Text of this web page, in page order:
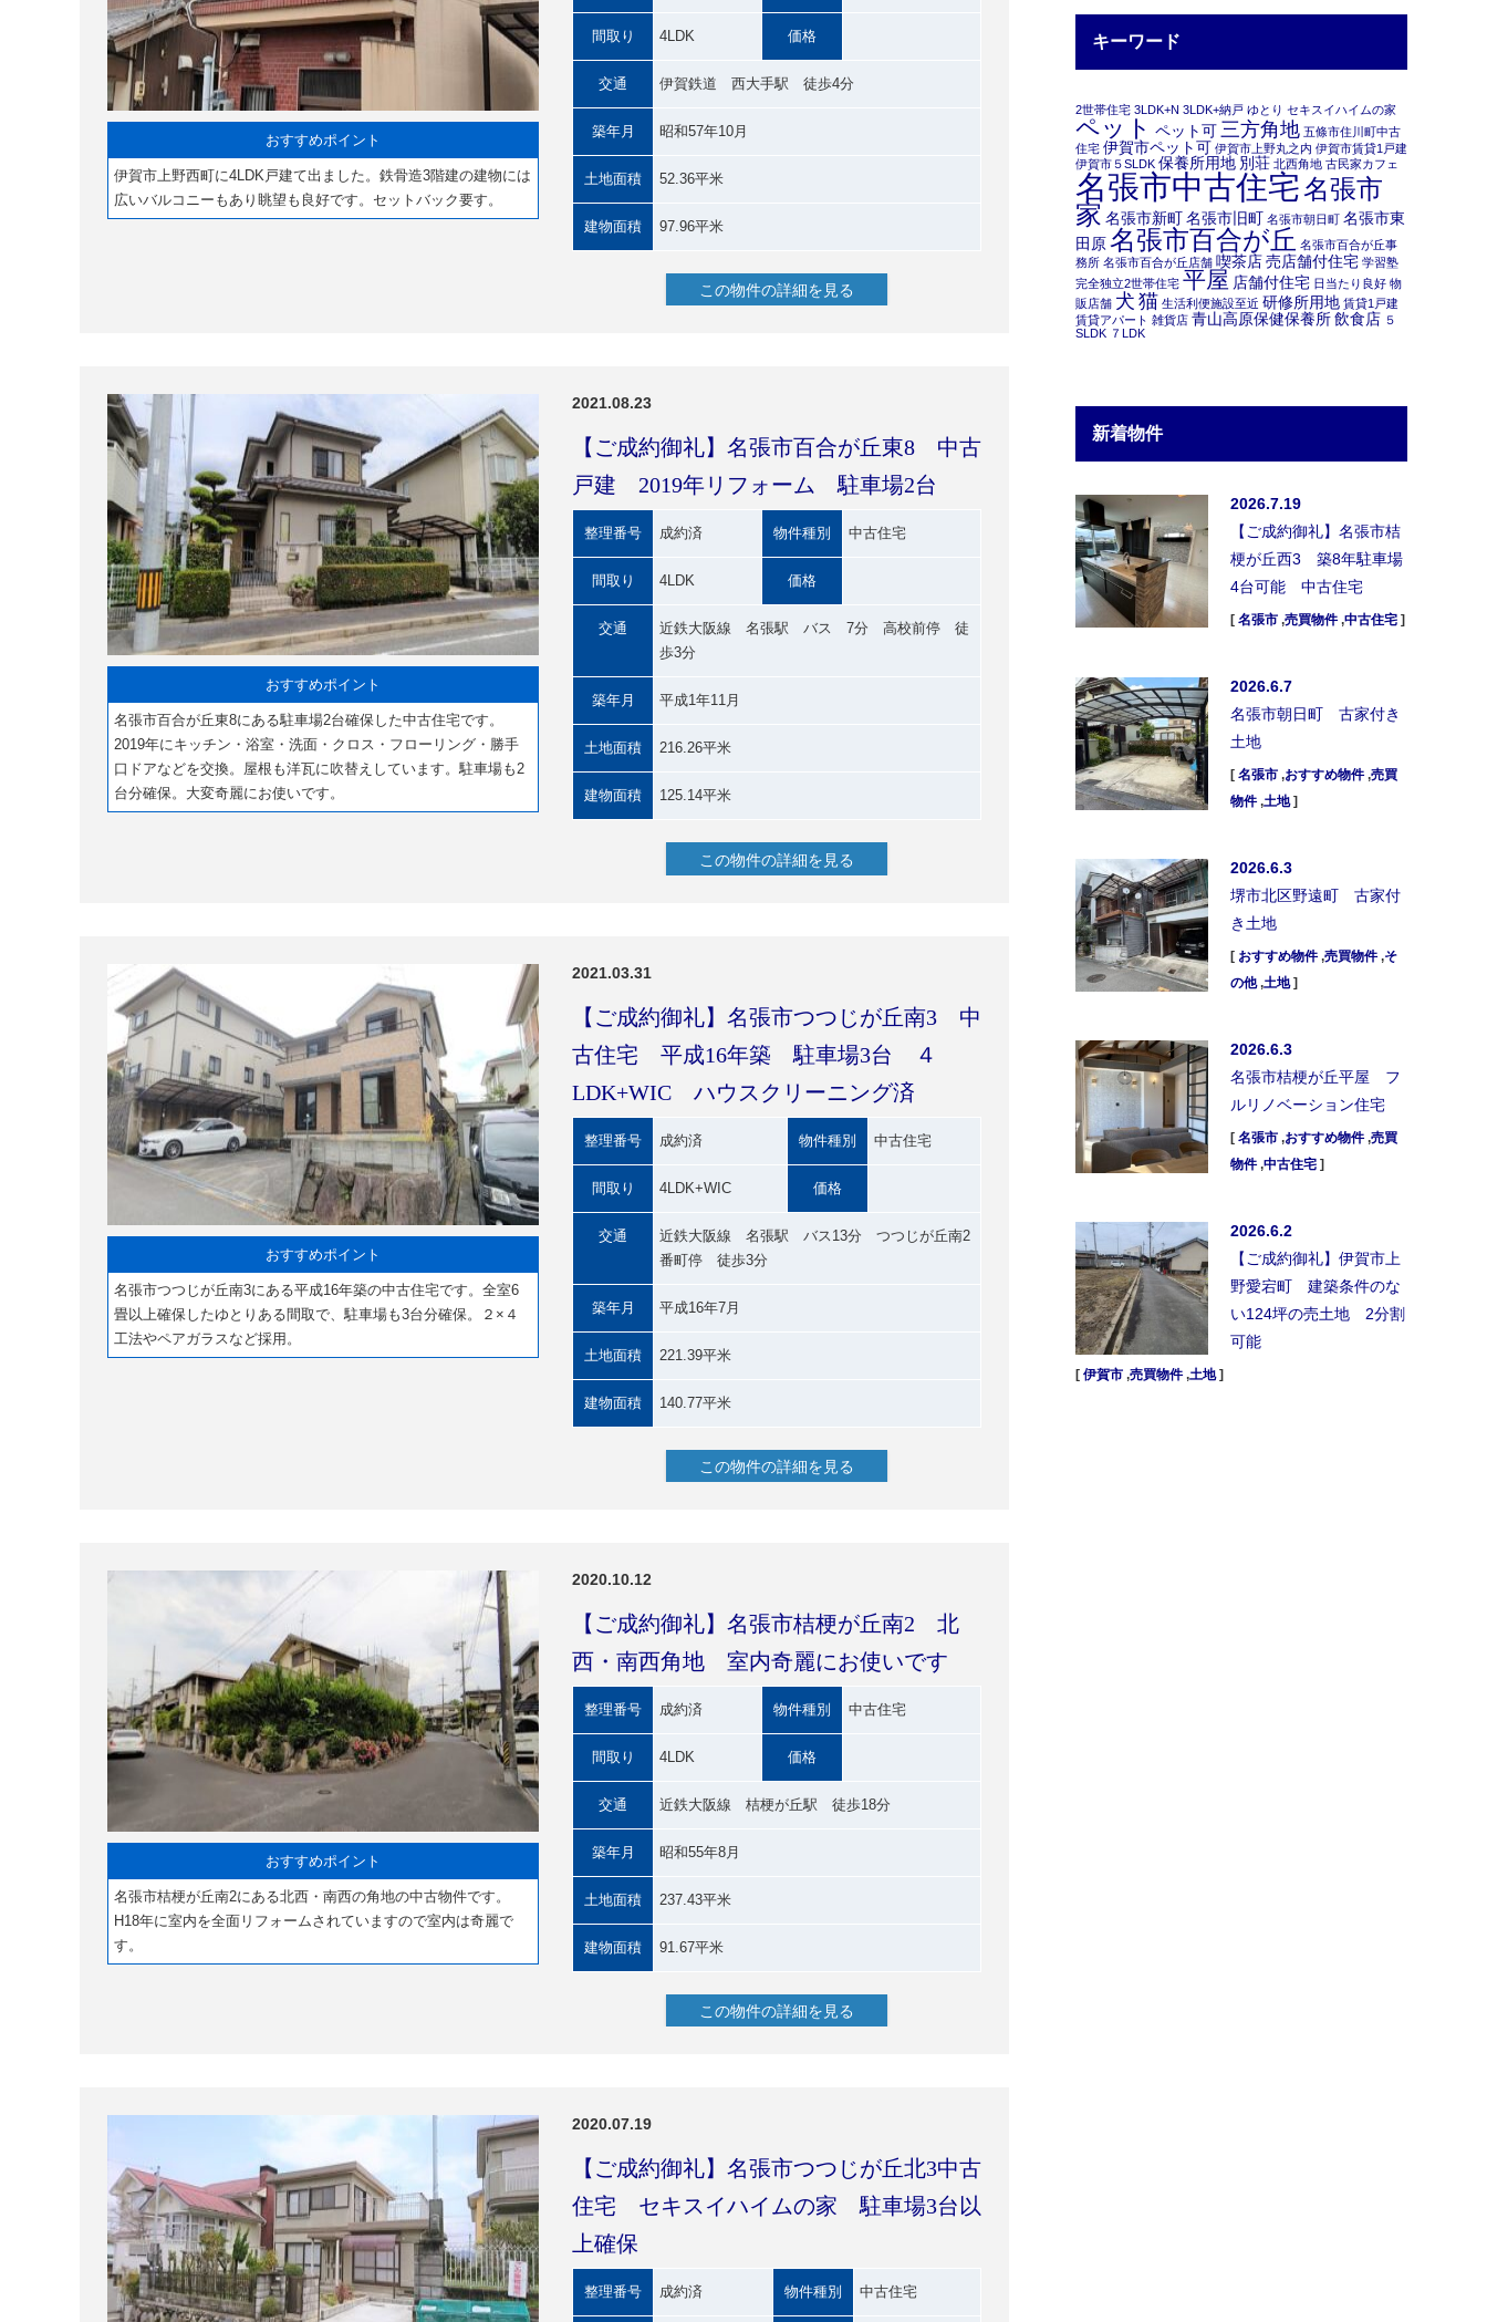
おすすめポイント
伊賀市上野西町に4LDK戸建て出ました。鉄骨造3階建の建物には
広いバルコニーもあり眺望も良好です。セットバック要す。
間取り 4LDK 価格
交通 伊賀鉄道 西大手駅 徒歩4分
築年月 昭和57年10月
土地面積 52.36平米
建物面積 97.96平米
この物件の詳細を見る
おすすめポイント
名張市百合が丘東8にある駐車場2台確保した中古住宅です。
2019年にキッチン・浴室・洗面・クロス・フローリング・勝手
口ドアなどを交換。屋根も洋瓦に吹替えしています。駐車場も2
台分確保。大変奇麗にお使いです。
2021.08.23
【ご成約御礼】名張市百合が丘東8 中古
戸建 2019年リフォーム 駐車場2台
整理番号 成約済 物件種別 中古住宅
間取り 4LDK 価格
交通
近鉄大阪線 名張駅 バス 7分 高校前停 徒
歩3分
築年月 平成1年11月
土地面積 216.26平米
建物面積 125.14平米
この物件の詳細を見る
おすすめポイント
名張市つつじが丘南3にある平成16年築の中古住宅です。全室6
畳以上確保したゆとりある間取で、駐車場も3台分確保。２×４
工法やペアガラスなど採用。
2021.03.31
【ご成約御礼】名張市つつじが丘南3 中
古住宅 平成16年築 駐車場3台 ４
LDK+WIC ハウスクリーニング済
整理番号 成約済 物件種別 中古住宅
間取り 4LDK+WIC 価格
交通
近鉄大阪線 名張駅 バス13分 つつじが丘南2
番町停 徒歩3分
築年月 平成16年7月
土地面積 221.39平米
建物面積 140.77平米
この物件の詳細を見る
おすすめポイント
名張市桔梗が丘南2にある北西・南西の角地の中古物件です。
H18年に室内を全面リフォームされていますので室内は奇麗で
す。
2020.10.12
【ご成約御礼】名張市桔梗が丘南2 北
西・南西角地 室内奇麗にお使いです
整理番号 成約済 物件種別 中古住宅
間取り 4LDK 価格
交通 近鉄大阪線 桔梗が丘駅 徒歩18分
築年月 昭和55年8月
土地面積 237.43平米
建物面積 91.67平米
この物件の詳細を見る
2020.07.19
【ご成約御礼】名張市つつじが丘北3中古
住宅 セキスイハイムの家 駐車場3台以
上確保
整理番号 成約済 物件種別 中古住宅
キーワード
2世帯住宅 3LDK+N 3LDK+納戸 ゆとり セキスイハイムの家
ペット ペット可三方角地 五條市住川町中古
住宅 伊賀市ペット可 伊賀市上野丸之内 伊賀市賃貸1戸建
伊賀市５SLDK 保養所用地 別荘 北西角地 古民家カフェ
名張市中古住宅名張市
家 名張市新町名張市旧町 名張市朝日町 名張市東
田原名張市百合が丘 名張市百合が丘事
務所 名張市百合が丘店舗 喫茶店売店舗付住宅 学習塾
完全独立2世帯住宅 平屋 店舗付住宅 日当たり良好 物
販店舗 犬 猫 生活利便施設至近 研修所用地 賃貸1戸建
賃貸アパート 雑貨店 青山高原保健保養所飲食店 ５
SLDK ７LDK
新着物件
2026.7.19
【ご成約御礼】名張市桔
梗が丘西3 築8年駐車場
4台可能 中古住宅
[ 名張市 ,売買物件,中古住宅 ]
2026.6.7
名張市朝日町 古家付き
土地
[ 名張市 ,おすすめ物件,売買
物件,土地]
2026.6.3
堺市北区野遠町 古家付
き土地
[ おすすめ物件,売買物件,そ
の他,土地]
2026.6.3
名張市桔梗が丘平屋 フ
ルリノベーション住宅
[ 名張市 ,おすすめ物件,売買
物件,中古住宅 ]
2026.6.2
【ご成約御礼】伊賀市上
野愛宕町 建築条件のな
い124坪の売土地 2分割
可能
[ 伊賀市 ,売買物件,土地]